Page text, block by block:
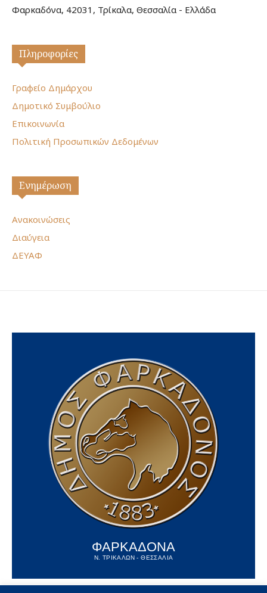
Φαρκαδόνα, 42031, Τρίκαλα, Θεσσαλία - Ελλάδα
Πληροφορίες
Γραφείο Δημάρχου
Δημοτικό Συμβούλιο
Επικοινωνία
Πολιτική Προσωπικών Δεδομένων
Ενημέρωση
Ανακοινώσεις
Διαύγεια
ΔΕΥΑΦ
ΦΑΡΚΑΔΟΝΑ
Ν. ΤΡΙΚΑΛΩΝ - ΘΕΣΣΑΛΙΑ